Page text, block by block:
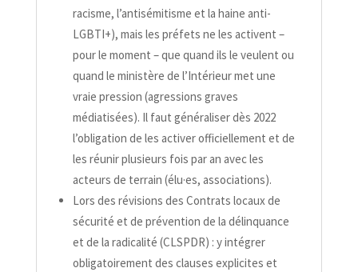
racisme, l’antisémitisme et la haine anti-​
LGBTI+), mais les préfets ne les activent –
pour le moment – que quand ils le veulent ou
quand le ministère de l’Intérieur met une
vraie pression (agressions graves
médiatisées). Il faut généraliser dès 2022
l’obligation de les activer officiellement et de
les réunir plusieurs fois par an avec les
acteurs de terrain (élu·es, associations).
Lors des révisions des Contrats locaux de
sécurité et de prévention de la délinquance
et de la radicalité (CLSPDR) : y intégrer
obligatoirement des clauses explicites et